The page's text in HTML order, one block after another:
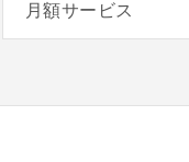
月額サービス